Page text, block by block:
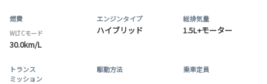
燃費
WLTCモード
30.0km/L
エンジンタイプ
ハイブリッド
総排気量
1.5L+モーター
トランス
ミッション
駆動方法 乗車定員